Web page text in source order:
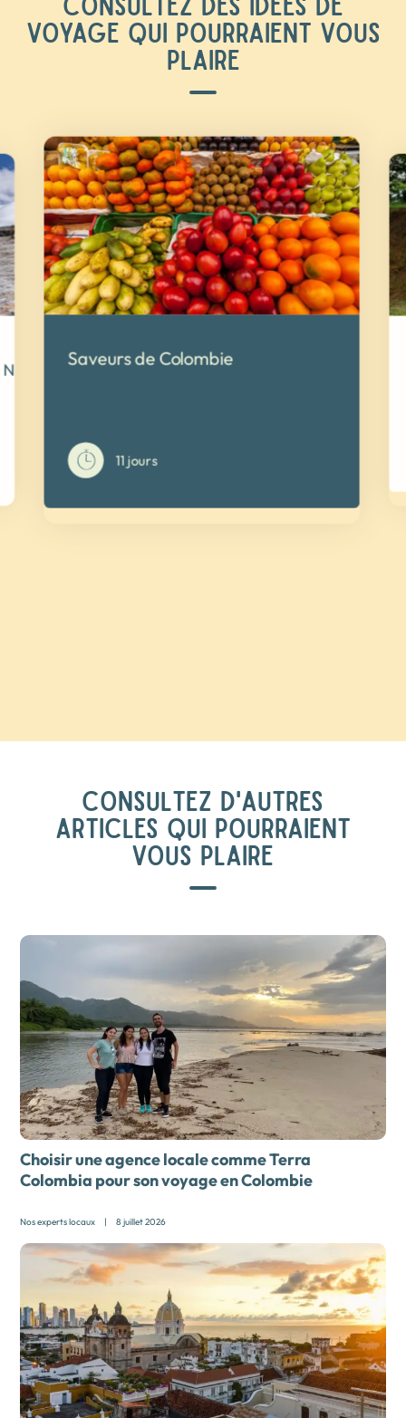
VOYAGE QUI POURRAIENT VOUS
PLAIRE
del Cocuy
Saveurs de Colombie
11 jours
CONSULTEZ D'AUTRES
ARTICLES QUI POURRAIENT
VOUS PLAIRE
Choisir une agence locale comme Terra
Colombia pour sonvoyage en Colombie
Nos experts locaux | 8 juillet 2026